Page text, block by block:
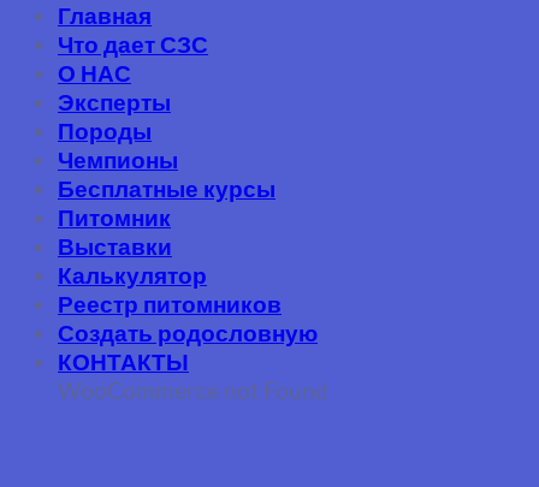
Главная
Что дает СЗС
О НАС
Эксперты
Породы
Чемпионы
Бесплатные курсы
Питомник
Выставки
Калькулятор
Реестр питомников
Создать родословную
КОНТАКТЫ
WooCommerce not Found